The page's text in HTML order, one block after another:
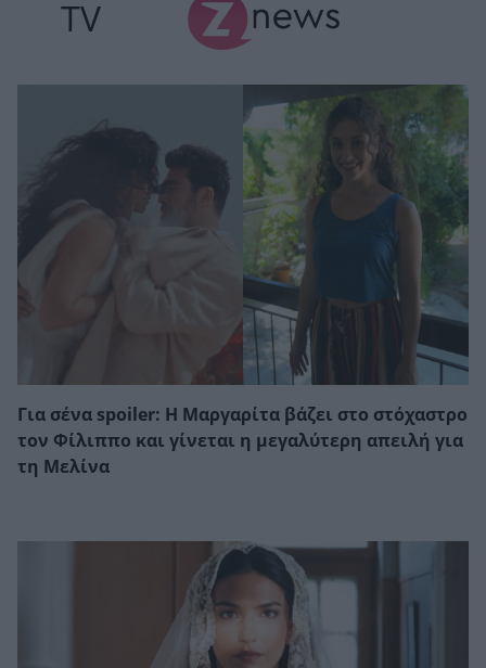
TV
Για σένα spoiler: Η Μαργαρίτα βάζει στο στόχαστρο
τον Φίλιππο και γίνεται η μεγαλύτερη απειλή για
τη Μελίνα